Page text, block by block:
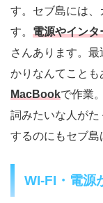
す。セブ島には、
す。 電源やインタ
さんあります。
かりなんてことも
MacBookで作業
詞みたいな人が
するのにもセブ島
WI-FI・電源